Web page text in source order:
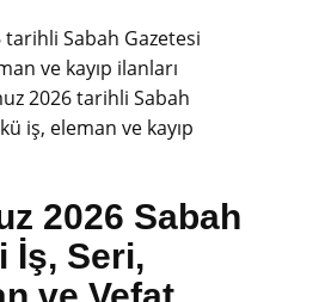
Sabah Gazetesi
ve kayıp ilanları
2026 tarihli Sabah
iş, eleman ve kayıp
2026 Sabah
İş, Seri,